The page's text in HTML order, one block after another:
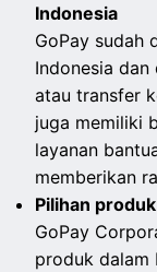
Indonesia
GoPay sudah
Indonesia
atau transfer
juga memiliki
layanan
memberikan
Pilihan
GoPay
produk dalam